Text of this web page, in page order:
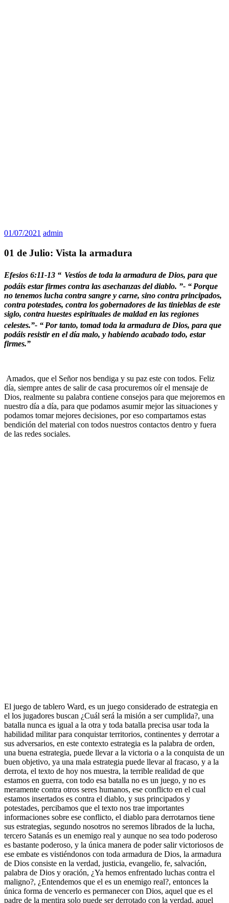
01/07/2021 admin
01 de Julio: Vista la armadura
Efesios 6:11-13 “ Vestíos de toda la armadura de Dios, para que
podáis estar firmes contra las asechanzas del diablo. ”- “ Porque
no tenemos lucha contra sangre y carne, sino contra principados,
contra potestades, contra los gobernadores de las tinieblas de este
siglo, contra huestes espirituales de maldad en las regiones
celestes.”- “Por tanto, tomad toda la armadura de Dios, para que
podáis resistir en el día malo, y habiendo acabado todo, estar
firmes.”
Amados, que el Señor nos bendiga y su paz este con todos. Feliz
día, siempre antes de salir de casa procuremos oír el mensaje de
Dios, realmente su palabra contiene consejos para que mejoremos en
nuestro día a día, para que podamos asumir mejor las situaciones y
podamos tomar mejores decisiones, por eso compartamos estas
bendición del material con todos nuestros contactos dentro y fuera
de las redes sociales.
El juego de tablero Ward, es un juego considerado de estrategia en
el los jugadores buscan ¿Cuál será la misión a ser cumplida?, una
batalla nunca es igual a la otra y toda batalla precisa usar toda la
habilidad militar para conquistar territorios, continentes y derrotar a
sus adversarios, en este contexto estrategia es la palabra de orden,
una buena estrategia, puede llevar a la victoria o a la conquista de un
buen objetivo, ya una mala estrategia puede llevar al fracaso, y a la
derrota, el texto de hoy nos muestra, la terrible realidad de que
estamos en guerra, con todo esa batalla no es un juego, y no es
meramente contra otros seres humanos, ese conflicto en el cual
estamos insertados es contra el diablo, y sus principados y
potestades, percibamos que el texto nos trae importantes
informaciones sobre ese conflicto, el diablo para derrotarnos tiene
sus estrategias, segundo nosotros no seremos librados de la lucha,
tercero Satanás es un enemigo real y aunque no sea todo poderoso
es bastante poderoso, y la única manera de poder salir victoriosos de
ese embate es vistiéndonos con toda armadura de Dios, la armadura
de Dios consiste en la verdad, justicia, evangelio, fe, salvación,
palabra de Dios y oración, ¿Ya hemos enfrentado luchas contra el
maligno?, ¿Entendemos que el es un enemigo real?, entonces la
única forma de vencerlo es permanecer con Dios, aquel que es el
padre de la mentira solo puede ser derrotado con la verdad, aquel